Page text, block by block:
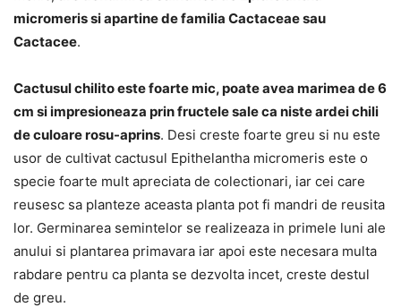
micromeris si apartine de familia Cactaceae sau
Cactacee.
Cactusul chilito este foarte mic, poate avea marimea de 6
cm si impresioneaza prin fructele sale ca niste ardei chili
de culoare rosu-aprins. Desi creste foarte greu si nu este
usor de cultivat cactusul Epithelantha micromeris este o
specie foarte mult apreciata de colectionari, iar cei care
reusesc sa planteze aceasta planta pot fi mandri de reusita
lor. Germinarea semintelor se realizeaza in primele luni ale
anului si plantarea primavara iar apoi este necesara multa
rabdare pentru ca planta se dezvolta incet, creste destul
de greu.